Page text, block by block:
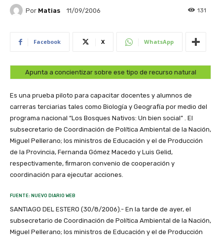
Por Matias 11/09/2006 131
Facebook X WhatsApp
Apunta a concientizar sobre ese tipo de recurso natural
Es una prueba piloto para capacitar docentes y alumnos de
carreras terciarias tales como Biología y Geografía por medio del
programa nacional “Los Bosques Nativos: Un bien social” . El
subsecretario de Coordinación de Política Ambiental de la Nación,
Miguel Pellerano; los ministros de Educación y el de Producción
de la Provincia, Fernanda Gómez Macedo y Luis Gelid,
respectivamente, firmaron convenio de cooperación y
coordinación para ejecutar acciones.
FUENTE: NUEVO DIARIO WEB
SANTIAGO DEL ESTERO (30/8/2006).- En la tarde de ayer, el
subsecretario de Coordinación de Política Ambiental de la Nación,
Miguel Pellerano; los ministros de Educación y el de Producción